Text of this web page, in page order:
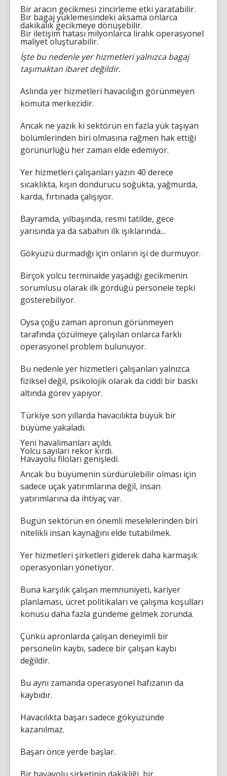
Bir aracın gecikmesi zincirleme etki yaratabilir.
Bir bagaj yüklemesindeki aksama onlarca
dakikalık gecikmeye dönüşebilir.
Bir iletişim hatası milyonlarca liralık operasyonel
maliyet oluşturabilir.
İşte bu nedenle yer hizmetleri yalnızca bagaj
taşımaktan ibaret değildir.
Aslında yer hizmetleri havacılığın görünmeyen
komuta merkezidir.
Ancak ne yazık ki sektörün en fazla yük taşıyan
bölümlerinden biri olmasına rağmen hak ettiği
görünürlüğü her zaman elde edemiyor.
Yer hizmetleri çalışanları yazın 40 derece
sıcaklıkta, kışın dondurucu soğukta, yağmurda,
karda, fırtınada çalışıyor.
Bayramda, yılbaşında, resmi tatilde, gece
yarısında ya da sabahın ilk ışıklarında...
Gökyüzü durmadığı için onların işi de durmuyor.
Birçok yolcu terminalde yaşadığı gecikmenin
sorumlusu olarak ilk gördüğü personele tepki
gösterebiliyor.
Oysa çoğu zaman apronun görünmeyen
tarafında çözülmeye çalışılan onlarca farklı
operasyonel problem bulunuyor.
Bu nedenle yer hizmetleri çalışanları yalnızca
fiziksel değil, psikolojik olarak da ciddi bir baskı
altında görev yapıyor.
Türkiye son yıllarda havacılıkta büyük bir
büyüme yakaladı.
Yeni havalimanları açıldı.
Yolcu sayıları rekor kırdı.
Havayolu filoları genişledi.
Ancak bu büyümenin sürdürülebilir olması için
sadece uçak yatırımlarına değil, insan
yatırımlarına da ihtiyaç var.
Bugün sektörün en önemli meselelerinden biri
nitelikli insan kaynağını elde tutabilmek.
Yer hizmetleri şirketleri giderek daha karmaşık
operasyonları yönetiyor.
Buna karşılık çalışan memnuniyeti, kariyer
planlaması, ücret politikaları ve çalışma koşulları
konusu daha fazla gündeme gelmek zorunda.
Çünkü apronlarda çalışan deneyimli bir
personelin kaybı, sadece bir çalışan kaybı
değildir.
Bu aynı zamanda operasyonel hafızanın da
kaybıdır.
Havacılıkta başarı sadece gökyüzünde
kazanılmaz.
Başarı önce yerde başlar.